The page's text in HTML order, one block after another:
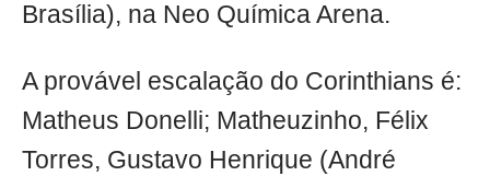
Brasília), na Neo Química Arena.
A provável escalação do Corinthians é:
Matheus Donelli; Matheuzinho, Félix
Torres, Gustavo Henrique (André